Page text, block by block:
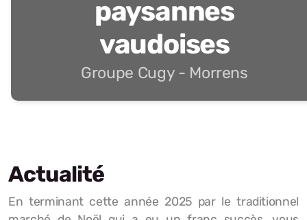
paysannes
vaudoises
Groupe Cugy - Morrens
Actualité
En terminant cette année 2025 par le traditionnel